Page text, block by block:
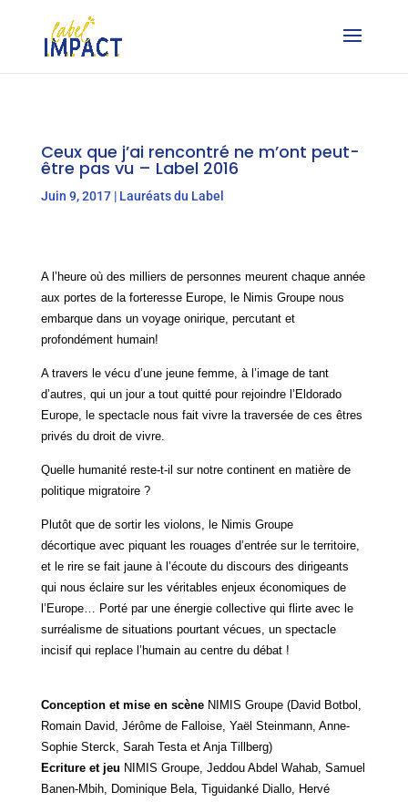
Ceux que j’ai rencontré ne m’ont peut-
être pas vu – Label 2016
Juin 9, 2017| Lauréats du Label
A l’heure où des milliers de personnes meurent chaque année
aux portes de la forteresse Europe, le Nimis Groupe nous
embarque dans un voyage onirique, percutant et
profondément humain!
A travers le vécu d’une jeune femme, à l’image de tant
d’autres, qui un jour a tout quitté pour rejoindre l’Eldorado
Europe, le spectacle nous fait vivre la traversée de ces êtres
privés du droit de vivre.
Quelle humanité reste-t-il sur notre continent en matière de
politique migratoire ?
Plutôt que de sortir les violons, le Nimis Groupe
décortique avec piquant les rouages d’entrée sur le territoire,
et le rire se fait jaune à l’écoute du discours des dirigeants
qui nous éclaire sur les véritables enjeux économiques de
l’Europe… Porté par une énergie collective qui flirte avec le
surréalisme de situations pourtant vécues, un spectacle
incisif qui replace l’humain au centre du débat !
Conception et mise en scèneNIMIS Groupe (David Botbol,
Romain David, Jérôme de Falloise, Yaël Steinmann, Anne-
Sophie Sterck, Sarah Testa et Anja Tillberg)
Ecriture et jeu NIMIS Groupe, Jeddou Abdel Wahab, Samuel
Banen-Mbih, Dominique Bela, Tiguidanké Diallo, Hervé